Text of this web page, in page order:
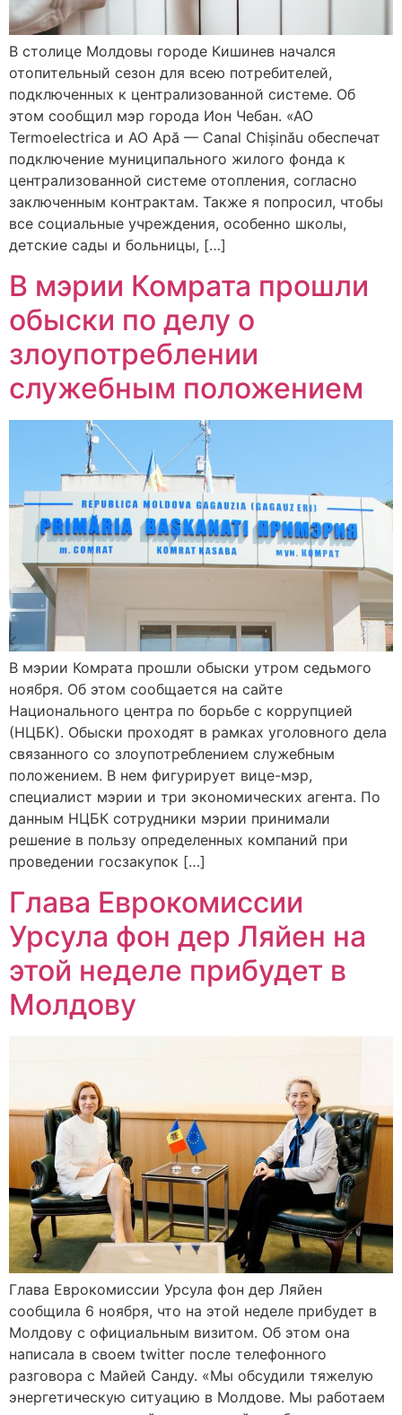
В столице Молдовы городе Кишинев начался
отопительный сезон для всею потребителей,
подключенных к централизованной системе. Об
этом сообщил мэр города Ион Чебан. «АО
Termoelectrica и АО Apă — Canal Chișinău обеспечат
подключение муниципального жилого фонда к
централизованной системе отопления, согласно
заключенным контрактам. Также я попросил, чтобы
все социальные учреждения, особенно школы,
детские сады и больницы, […]
В мэрии Комрата прошли
обыски по делу о
злоупотреблении
служебным положением
В мэрии Комрата прошли обыски утром седьмого
ноября. Об этом сообщается на сайте
Национального центра по борьбе с коррупцией
(НЦБК). Обыски проходят в рамках уголовного дела
связанного со злоупотреблением служебным
положением. В нем фигурирует вице-мэр,
специалист мэрии и три экономических агента. По
данным НЦБК сотрудники мэрии принимали
решение в пользу определенных компаний при
проведении госзакупок […]
Глава Еврокомиссии
Урсула фон дер Ляйен на
этой неделе прибудет в
Молдову
Глава Еврокомиссии Урсула фон дер Ляйен
сообщила 6 ноября, что на этой неделе прибудет в
Молдову с официальным визитом. Об этом она
написала в своем twitter после телефонного
разговора с Майей Санду. «Мы обсудили тяжелую
энергетическую ситуацию в Молдове. Мы работаем